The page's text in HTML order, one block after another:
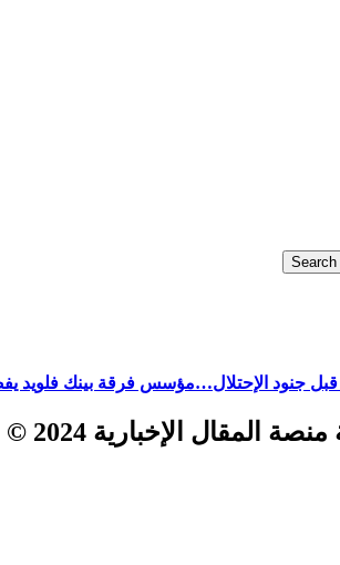
Search
جنود الإحتلال…مؤسس فرقة بينك فلويد
الإخبارية 2024 ©